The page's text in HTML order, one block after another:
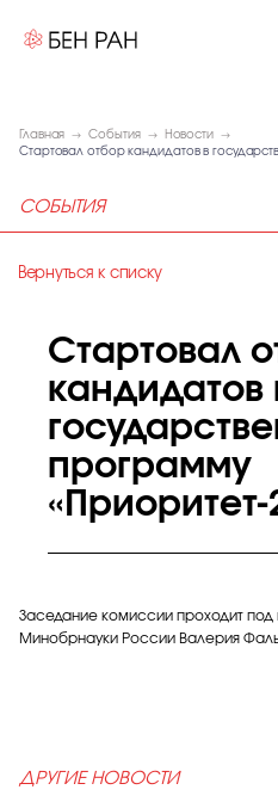
Главная События
Новости
Стартовал отбор кандидатов в
СОБЫТИЯ
Вернуться к списку
Стартовал
кандидатов
программу
«Приоритет-
Заседание комиссии проходит под
Минобрнауки России Валерия
ДРУГИЕ НОВОСТИ